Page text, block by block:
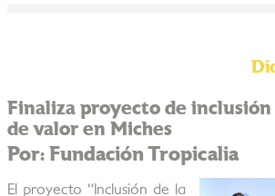
Finaliza proyecto de inclusión
de valor en Miches
Por: Fundación Tropicalia
El proyecto “Inclusión de la